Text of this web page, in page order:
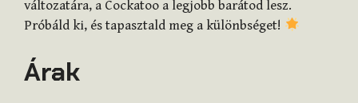
változatára, a Cockatoo a legjobb barátod lesz.
Próbáld ki, és tapasztald meg a különbséget!
Árak